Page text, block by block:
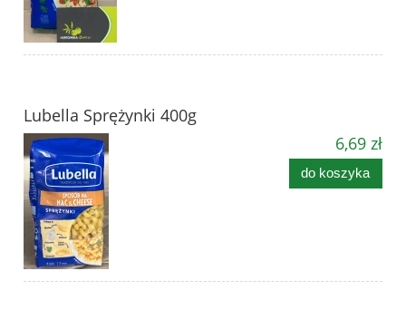
Lubella Sprężynki 400g
6,69 zł
do koszyka